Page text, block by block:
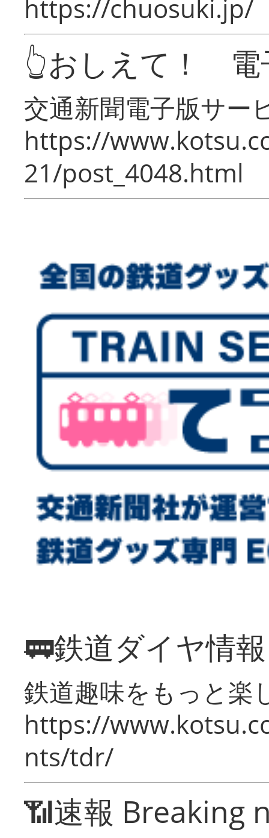
https://chuosuki.jp/
👆おしえて！ 電
交通新聞電子版サー
https://
21/post_4048.html
🚃鉄道ダイヤ情
鉄道趣味をもっと楽
https://
nts/tdr/
📶速報 Breaking